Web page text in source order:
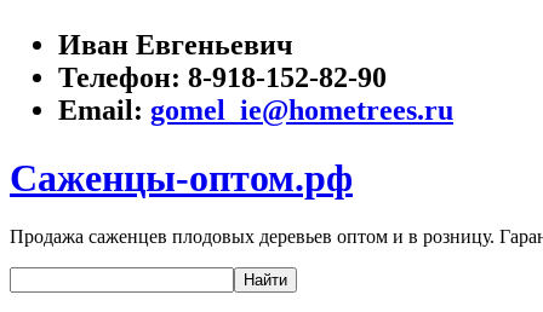
Иван Евгеньевич
Телефон: 8-918-152-82-90
Email: gomel_ie@hometrees.ru
Саженцы-оптом.рф
Продажа саженцев плодовых деревьев оптом и в розницу.